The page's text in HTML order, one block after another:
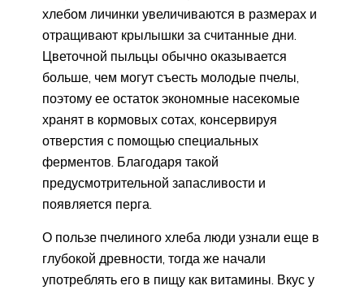
хлебом личинки увеличиваются в размерах и
отращивают крылышки за считанные дни.
Цветочной пыльцы обычно оказывается
больше, чем могут съесть молодые пчелы,
поэтому ее остаток экономные насекомые
хранят в кормовых сотах, консервируя
отверстия с помощью специальных
ферментов. Благодаря такой
предусмотрительной запасливости и
появляется перга.
О пользе пчелиного хлеба люди узнали еще в
глубокой древности, тогда же начали
употреблять его в пищу как витамины. Вкус у